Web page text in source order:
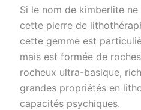
Si le nom de kimberlite ne
cette pierre de
cette gemme est
mais est formée de
rocheux ultra-basique,
grandes propriétés en
capacités psychiques.